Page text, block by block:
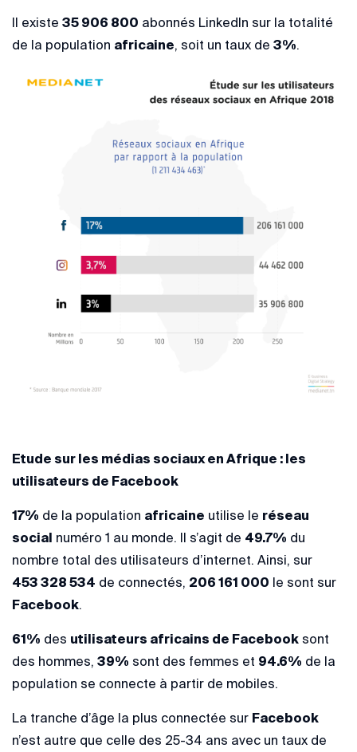
Il existe 35 906 800 abonnés LinkedIn sur la totalité
de la population africaine, soit un taux de 3%.
Etude sur les médias sociaux en Afrique : les
utilisateurs de Facebook
17% de la population africaine utilise le réseau
social numéro 1 au monde. Il s’agit de 49.7% du
nombre total des utilisateurs d’internet. Ainsi, sur
453 328 534 de connectés, 206 161 000 le sont sur
Facebook.
61% des utilisateurs africains de Facebook sont
des hommes, 39% sont des femmes et 94.6% de la
population se connecte à partir de mobiles.
La tranche d’âge la plus connectée sur Facebook
n’est autre que celle des 25-34 ans avec un taux de